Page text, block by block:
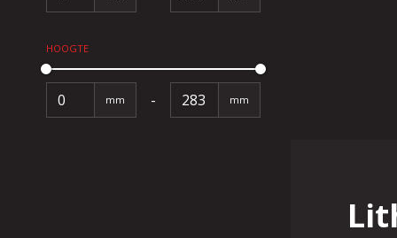
HOOGTE
mm - mm